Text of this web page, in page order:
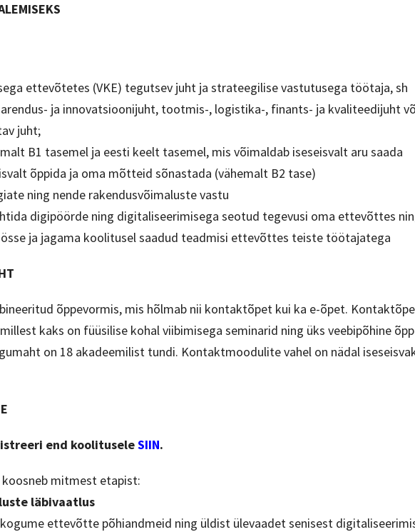
ettevõtetes (VKE) tegutsev juht ja strateegilise vastutusega töötaja, sh
ja innovatsioonijuht, tootmis-, logistika-, finants- ja kvaliteedijuht
juht;
B1 tasemel ja eesti keelt tasemel, mis võimaldab iseseisvalt aru saada
õppida ja oma mõtteid sõnastada (vähemalt B2 tase)
ning nende rakendusvõimaluste vastu
digipöörde ning digitaliseerimisega seotud tegevusi oma ettevõttes
ja jagama koolitusel saadud teadmisi ettevõttes teiste töötajatega
õppevormis, mis hõlmab nii kontaktõpet kui ka e-õpet. Kontaktõpe
kaks on füüsilise kohal viibimisega seminarid ning üks veebipõhine
on 18 akadeemilist tundi. Kontaktmoodulite vahel on nädal
end koolituseleSIIN.
mitmest etapist:
läbivaatlus
ettevõtte põhiandmeid ning üldist ülevaadet senisest